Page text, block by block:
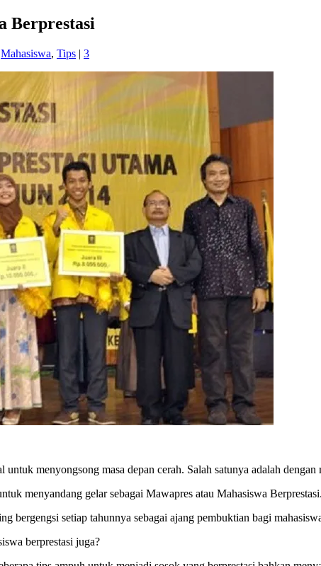
Berprestasi
Mahasiswa, Tips | 3
menyongsong masa depan cerah. Salah satunya adalah
menyandang gelar sebagai Mawapres atau Mahasiswa Berprestasi.
bergengsi setiap tahunnya sebagai ajang pembuktian bagi
berprestasi juga?